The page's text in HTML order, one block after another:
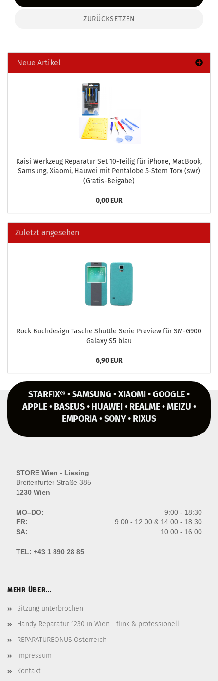
ZURÜCKSETZEN
Neue Artikel
Kaisi Werk­zeug Re­pa­ra­tur Set 10-​Teilig für iPho­ne, MacBook,
Sam­sung, Xiao­mi, Hau­wei mit Pen­talo­be 5-​Stern Torx (swr)
(Gratis-​Beigabe)
0,00 EUR
Zuletzt angesehen
Rock Buch­de­sign Ta­sche Shut­tle Serie Pre­view für SM-​G900
Ga­la­xy S5 blau
6,90 EUR
STARFIX® • SAMSUNG • XIAOMI • GOOGLE •
APPLE • BASEUS • HUAWEI • REALME • MEIZU •
EMPORIA • SONY • RIXUS
STORE Wien - Liesing
Breitenfurter Straße 385
1230 Wien
MO–DO:
9:00 - 18:30
FR:
9:00 - 12:00 & 14:00 - 18:30
SA:
10:00 - 16:00
TEL: +43 1 890 28 85
MEHR ÜBER...
Sitzung unterbrochen
Handy Reparatur 1230 in Wien - flink & professionell
REPARATURBONUS Österreich
Impressum
Kontakt